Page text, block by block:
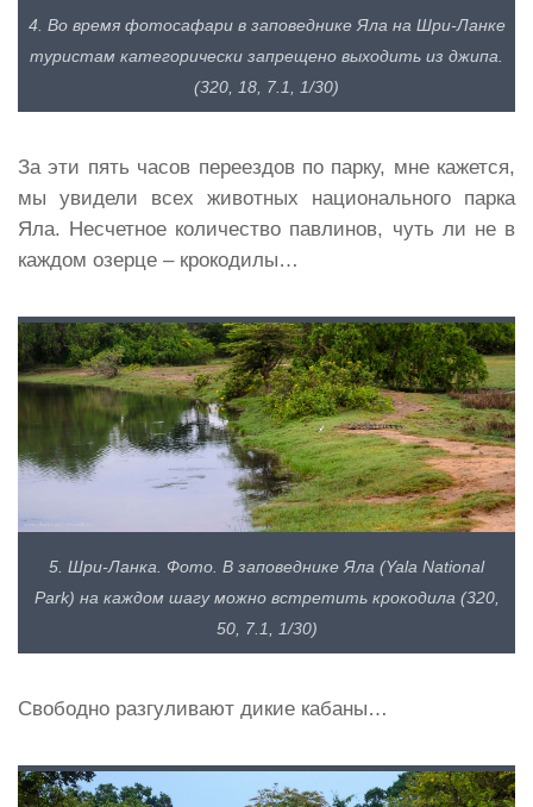
4. Во время фотосафари в заповеднике Яла на Шри-Ланке
туристам категорически запрещено выходить из джипа.
(320, 18, 7.1, 1/30)
За эти пять часов переездов по парку, мне кажется,
мы увидели всех животных национального парка
Яла. Несчетное количество павлинов, чуть ли не в
каждом озерце – крокодилы…
5. Шри-Ланка. Фото. В заповеднике Яла (Yala National
Park) на каждом шагу можно встретить крокодила (320,
50, 7.1, 1/30)
Свободно разгуливают дикие кабаны…